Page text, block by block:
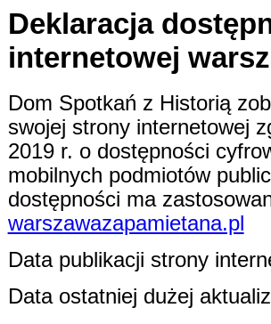
Deklaracja
internetowej
Dom Spotkań z Historią
swojej strony internetowej
2019 r. o dostępności
mobilnych podmiotów
dostępności ma
warszawazapamietana.pl
Data publikacji strony
Data ostatniej dużej